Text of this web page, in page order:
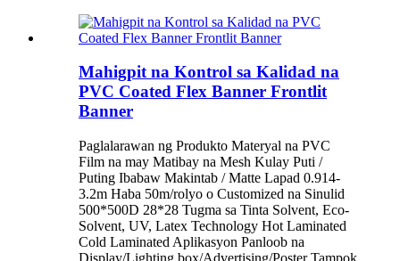
Mahigpit na Kontrol sa Kalidad na
PVC Coated Flex Banner Frontlit
Banner
Paglalarawan ng Produkto Materyal na PVC
Film na may Matibay na Mesh Kulay Puti /
Puting Ibabaw Makintab / Matte Lapad 0.914-
3.2m Haba 50m/rolyo o Customized na Sinulid
500*500D 28*28 Tugma sa Tinta Solvent, Eco-
Solvent, UV, Latex Technology Hot Laminated
Cold Laminated Aplikasyon Panloob na